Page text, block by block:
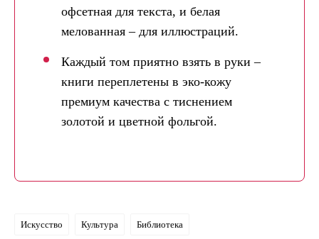
офсетная для текста, и белая
мелованная – для иллюстраций.
Каждый том приятно взять в руки –
книги переплетены в эко-кожу
премиум качества с тиснением
золотой и цветной фольгой.
Искусство Культура Библиотека